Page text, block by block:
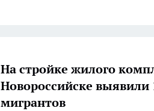
На стройке жилого
Новороссийске выявили
мигрантов